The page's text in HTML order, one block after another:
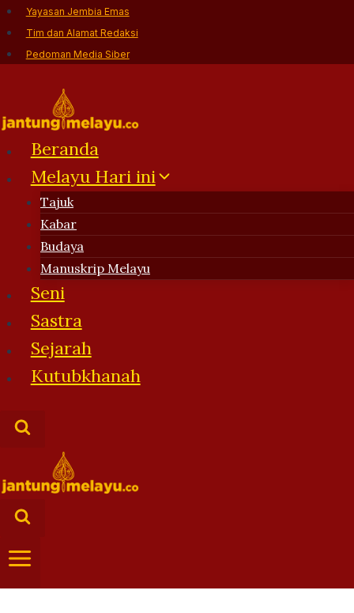
Skip
to
content
Yayasan Jembia Emas
Tim dan Alamat Redaksi
Pedoman Media Siber
Beranda
Melayu Hari ini
Tajuk
Kabar
Budaya
Manuskrip Melayu
Seni
Sastra
Sejarah
Kutubkhanah